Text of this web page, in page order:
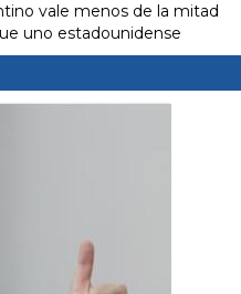
vale menos de la mitad
uno estadounidense